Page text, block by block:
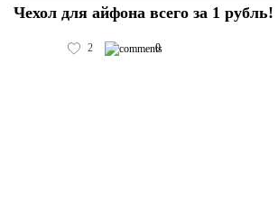
Чехол для айфона всего за 1 рубль!
2 0